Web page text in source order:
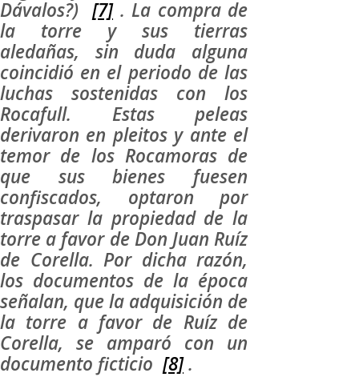
Dávalos?)[7]. La compra de
la torre y sus tierras
aledañas, sin duda alguna
coincidió en el periodo de las
luchas sostenidas con los
Rocafull. Estas peleas
derivaron en pleitos y ante el
temor de los Rocamoras de
que sus bienes fuesen
confiscados, optaron por
traspasar la propiedad de la
torre a favor de Don Juan Ruíz
de Corella. Por dicha razón,
los documentos de la época
señalan, que la adquisición de
la torre a favor de Ruíz de
Corella, se amparó con un
documento ficticio [8].